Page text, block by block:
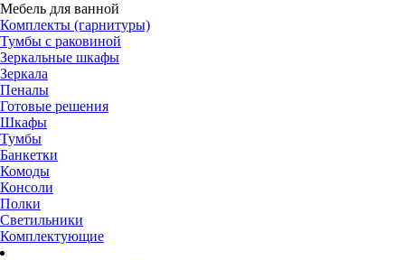
Мебель для ванной
Комплекты (гарнитуры)
Тумбы с раковиной
Зеркальные шкафы
Зеркала
Пеналы
Готовые решения
Шкафы
Тумбы
Банкетки
Комоды
Консоли
Полки
Светильники
Комплектующие